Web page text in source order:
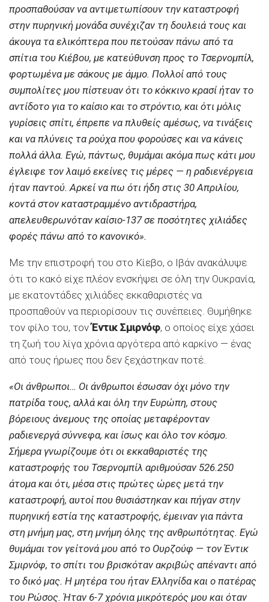
προσπαθούσαν να αντιμετωπίσουν την καταστροφή
στην πυρηνική μονάδα συνέχιζαν τη δουλειά τους και
άκουγα τα ελικόπτερα που πετούσαν πάνω από τα
σπίτια του Κιέβου, με κατεύθυνση προς το Τσερνομπίλ,
φορτωμένα με σάκους με άμμο. Πολλοί από τους
συμπολίτες μου πίστευαν ότι το κόκκινο κρασί ήταν το
αντίδοτο για το καίσιο και το στρόντιο, και ότι μόλις
γυρίσεις σπίτι, έπρεπε να πλυθείς αμέσως, να τινάξεις
και να πλύνεις τα ρούχα που φορούσες και να κάνεις
πολλά άλλα. Εγώ, πάντως, θυμάμαι ακόμα πως κάτι μου
έγλειφε τον λαιμό εκείνες τις μέρες — η ραδιενέργεια
ήταν παντού. Αρκεί να πω ότι ήδη στις 30 Απριλίου,
κοντά στον καταστραμμένο αντιδραστήρα,
απελευθερωνόταν καίσιο-137 σε ποσότητες χιλιάδες
φορές πάνω από το κανονικό».
Με την επιστροφή του στο Κίεβο, ο Ιβάν ανακάλυψε
ότι το κακό είχε πλέον ενσκήψει σε όλη την Ουκρανία,
με εκατοντάδες χιλιάδες εκκαθαριστές να
προσπαθούν να περιορίσουν τις συνέπειες. Θυμήθηκε
τον φίλο του, τονΈντικ Σμιρνόφ, ο οποίος είχε χάσει
τη ζωή του λίγα χρόνια αργότερα από καρκίνο — ένας
από τους ήρωες που δεν ξεχάστηκαν ποτέ.
«Οι άνθρωποι… Οι άνθρωποι έσωσαν όχι μόνο την
πατρίδα τους, αλλά και όλη την Ευρώπη, στους
βόρειους άνεμους της οποίας μεταφέρονταν
ραδιενεργά σύννεφα, και ίσως και όλο τον κόσμο.
Σήμερα γνωρίζουμε ότι οι εκκαθαριστές της
καταστροφής του Τσερνομπίλ αριθμούσαν 526.250
άτομα και ότι, μέσα στις πρώτες ώρες μετά την
καταστροφή, αυτοί που θυσιάστηκαν και πήγαν στην
πυρηνική εστία της καταστροφής, έμειναν για πάντα
στη μνήμη μας, στη μνήμη όλης της ανθρωπότητας. Εγώ
θυμάμαι τον γείτονά μου από το Ουρζούφ — τον Έντικ
Σμιρνόφ, το σπίτι του βρισκόταν ακριβώς απέναντι από
το δικό μας. Η μητέρα του ήταν Ελληνίδα και ο πατέρας
του Ρώσος. Ήταν 6-7 χρόνια μικρότερός μου και όταν